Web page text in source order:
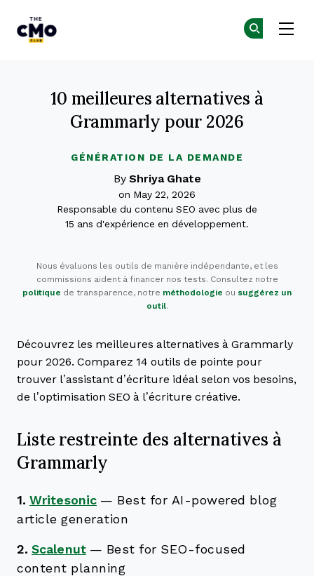
GÉNÉRATION DE LA DEMANDE
10 meilleures alternatives à
Grammarly pour 2026
By Shriya Ghate
on May 22, 2026
Responsable du contenu SEO avec plus de
15 ans d'expérience en développement.
Nous évaluons les outils de manière indépendante, et les
commissions aident à financer nos tests. Consultez notre
politique de transparence, notre méthodologie ou suggérez un
outil.
Découvrez les meilleures alternatives à Grammarly
pour 2026. Comparez 14 outils de pointe pour
trouver l’assistant d’écriture idéal selon vos besoins,
de l’optimisation SEO à l’écriture créative.
Liste restreinte des alternatives à
Grammarly
1. Writesonic — Best for AI-powered blog
article generation
2. Scalenut — Best for SEO-focused
content planning